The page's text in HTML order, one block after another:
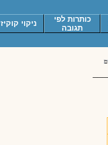
כותרות לפי
תגובה
ניקוי קוקיז